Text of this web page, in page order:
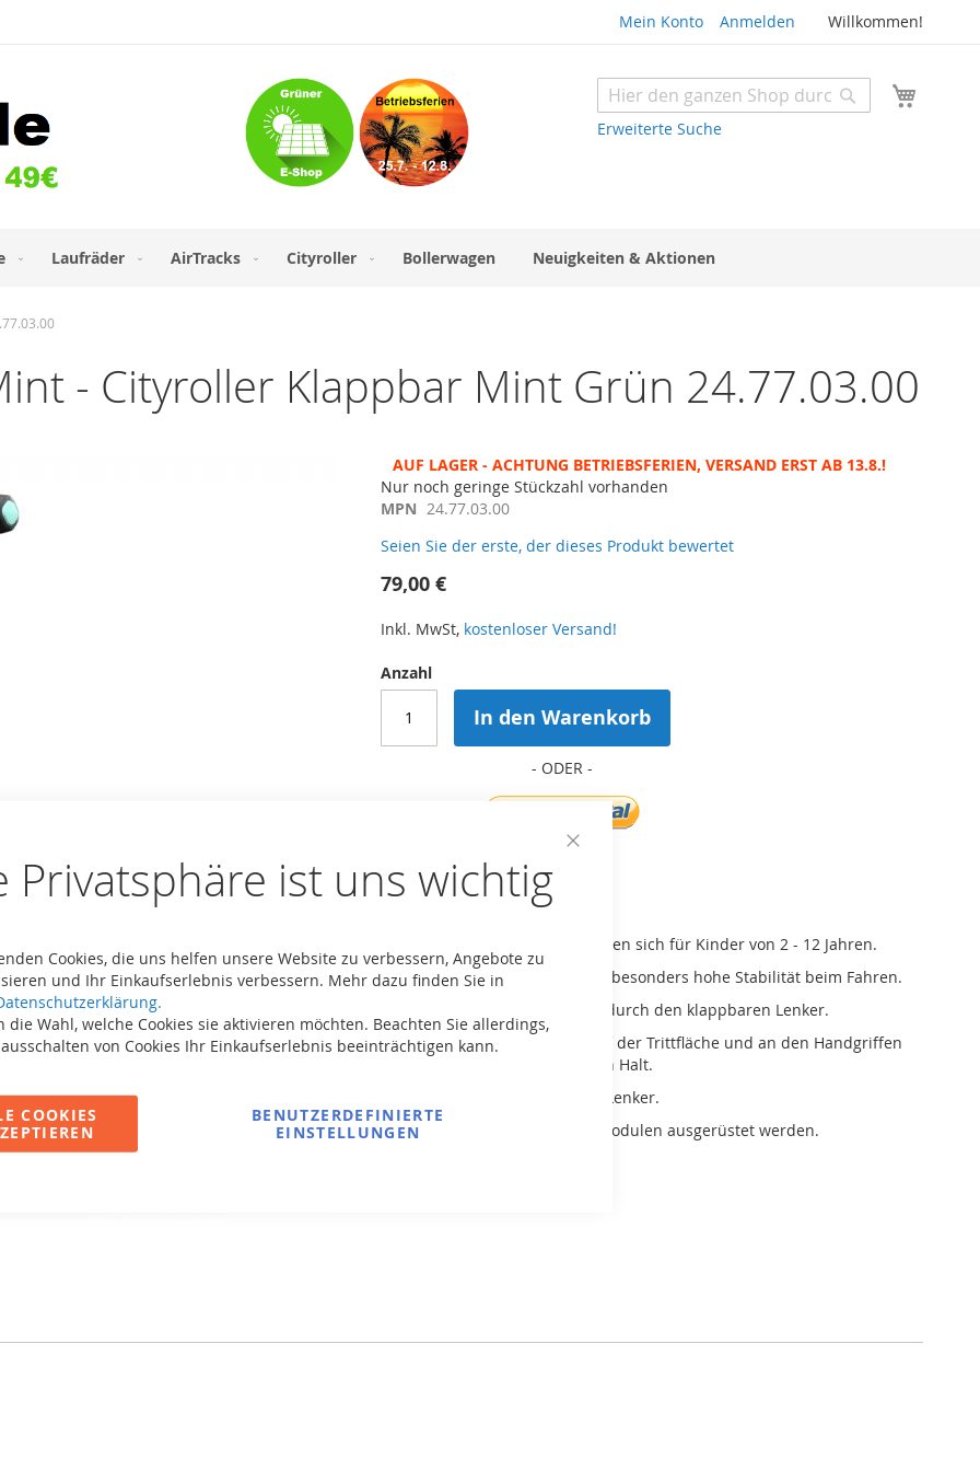
Privatsphäre ist uns wichtig
Cookies, die uns helfen unsere Website zu verbessern, Angebote zu
und Ihr Einkaufserlebnis verbessern. Mehr dazu finden Sie in
die Wahl, welche Cookies sie aktivieren möchten. Beachten Sie allerdings,
von Cookies Ihr Einkaufserlebnis beeinträchtigen kann.
COOKIES
BENUTZERDEFINIERTE
EINSTELLUNGEN
Mein Konto Anmelden Willkommen!
Suche
Erweiterte Suche
Suche
Laufräder AirTracks Cityroller Bollerwagen Neuigkeiten & Aktionen
- Cityroller Klappbar Mint Grün 24.77.03.00
AUF LAGER - ACHTUNG BETRIEBSFERIEN, VERSAND ERST AB 13.8.!
Nur noch geringe Stückzahl vorhanden
MPN 24.77.03.00
Seien Sie der erste, der dieses Produkt bewertet
79,00 €
Inkl. MwSt, kostenloser Versand!
Anzahl
In den Warenkorb
Zur Vergleichsliste hinzufügen
BERG Nexo Cityroller eignen sich für Kinder von 2 - 12 Jahren.
Durch 3 Räder bieten sie besonders hohe Stabilität beim Fahren.
Leicht zu transportieren durch den klappbaren Lenker.
Rutschfestes Material auf der Trittfläche und an den Handgriffen
sorgen für einen sicheren Halt.
Mit höhenverstellbarem Lenker.
Kann mit vielen Zusatz-Modulen ausgerüstet werden.